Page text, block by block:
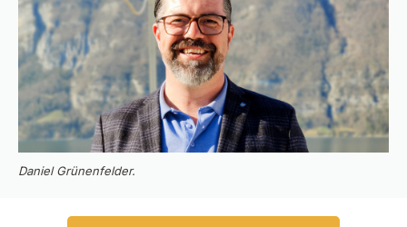
Daniel Grünenfelder.